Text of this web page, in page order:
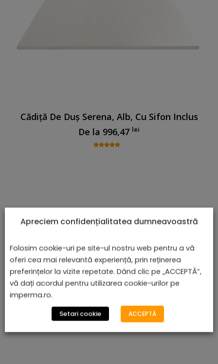
Cădiță De Duș Serena, Alb, Cu Sifon Inclus
De la 996,47 lei
Apreciem confidențialitatea dumneavoastră
Folosim cookie-uri pe site-ul nostru web pentru a vă
oferi cea mai relevantă experiență, prin reținerea
preferințelor la vizite repetate. Dând clic pe „ACCEPTĂ”,
vă dați acordul pentru utilizarea cookie-urilor pe
imperma.ro.
Setari cookie ACCEPTĂ